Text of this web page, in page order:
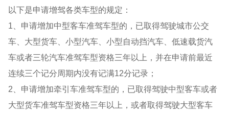
以下是申请增驾各类车型的规定：
1、申请增加中型客车准驾车型的，已取得驾驶城市公交
车、大型货车、小型汽车、小型自动挡汽车、低速载货汽
车或者三轮汽车准驾车型资格三年以上，并在申请前最近
连续三个记分周期内没有记满12分记录；
2、申请增加牵引车准驾车型的，已取得驾驶中型客车或者
大型货车准驾车型资格三年以上，或者取得驾驶大型客车